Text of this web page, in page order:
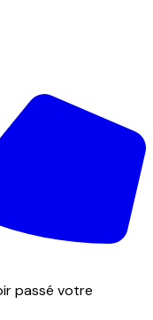
passé votre